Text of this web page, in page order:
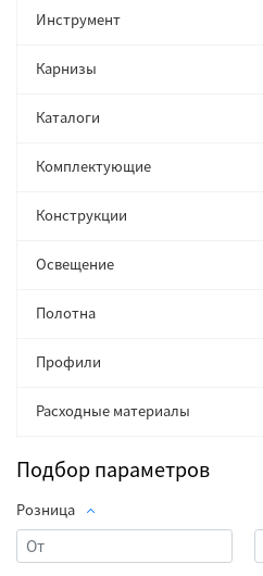
Инструмент
Карнизы
Каталоги
Комплектующие
Конструкции
Освещение
Полотна
Профили
Расходные материалы
Подбор параметров
Розница